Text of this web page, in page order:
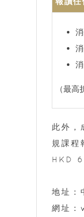
（最
此外，
規課程
HKD
地址：
網址：